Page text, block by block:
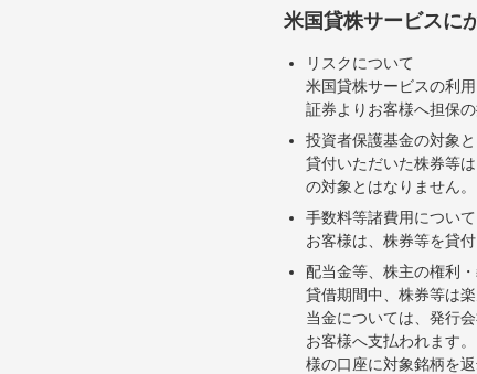
米国貸株サービスに
リスクについて
米国貸株サービスの利
証券よりお客様へ担保
投資者保護基金の対象
貸付いただいた株券等
の対象とはなりません。
手数料等諸費用について
お客様は、株券等を貸
配当金等、株主の権利
貸借期間中、株券等は
当金については、発行
お客様へ支払われます
様の口座に対象銘柄を